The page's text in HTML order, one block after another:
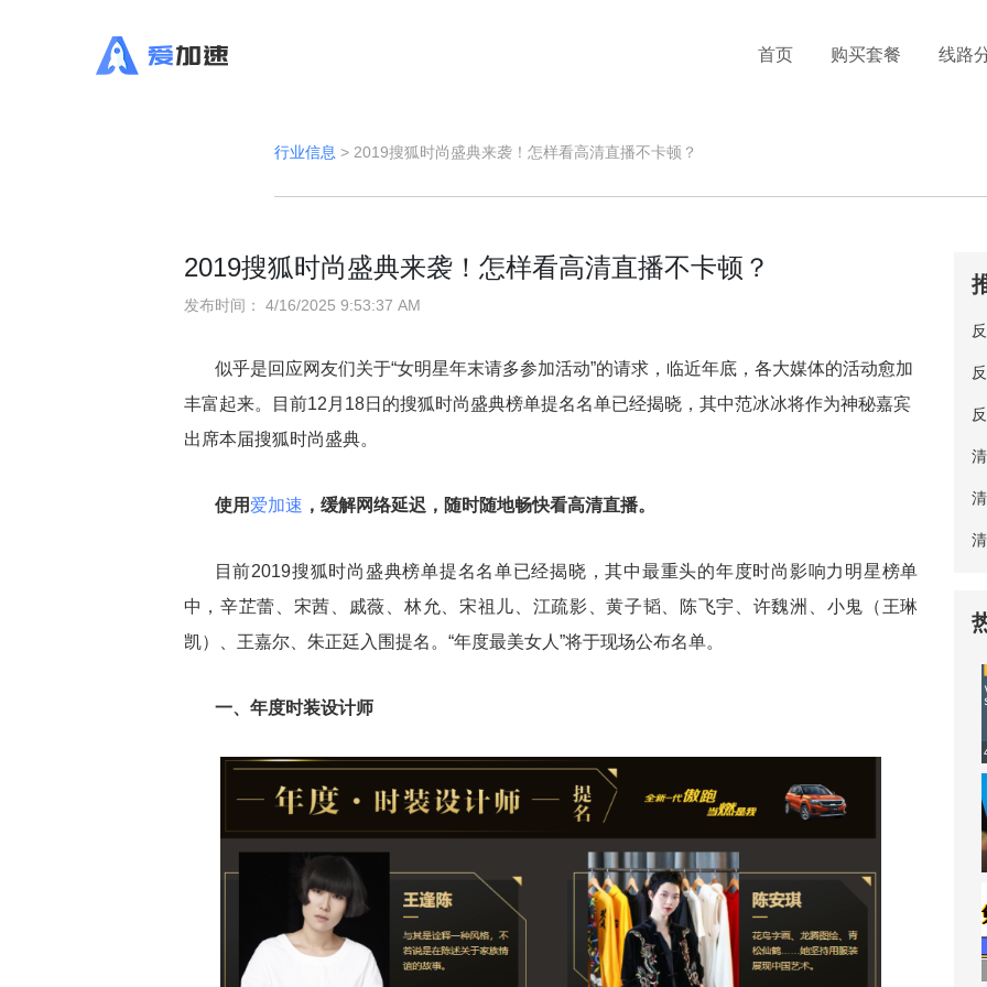
首页 购买套餐 线路
行业信息 > 2019搜狐时尚盛典来袭！怎样看高清直播不卡顿？
2019搜狐时尚盛典来袭！怎样看高清直播不卡顿？
发布时间： 4/16/2025 9:53:37 AM
似乎是回应网友们关于“女明星年末请多参加活动”的请求，临近年底，各大媒体的活动愈加
丰富起来。目前12月18日的搜狐时尚盛典榜单提名名单已经揭晓，其中范冰冰将作为神秘嘉宾
出席本届搜狐时尚盛典。
使用 爱加速 ，缓解网络延迟，随时随地畅快看高清直播。
目前2019搜狐时尚盛典榜单提名名单已经揭晓，其中最重头的年度时尚影响力明星榜单
中，辛芷蕾、宋茜、戚薇、林允、宋祖儿、江疏影、黄子韬、陈飞宇、许魏洲、小鬼（王琳
凯）、王嘉尔、朱正廷入围提名。“年度最美女人”将于现场公布名单。
一、年度时装设计师